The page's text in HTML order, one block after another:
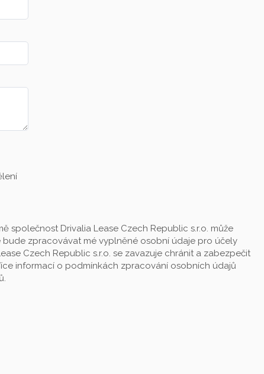
společnost Drivalia Lease Czech Republic s.r.o. může
zpracovávat mé vyplněné osobní údaje pro účely
Czech Republic s.r.o. se zavazuje chránit a zabezpečit
informací o podmínkách zpracování osobních údajů